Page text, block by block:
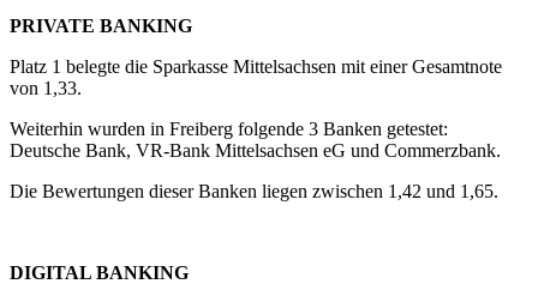
PRIVATE BANKING
Platz 1 belegte die Sparkasse Mittelsachsen mit einer Gesamtnote
von 1,33.
Weiterhin wurden in Freiberg folgende 3 Banken getestet:
Deutsche Bank, VR-Bank Mittelsachsen eG und Commerzbank.
Die Bewertungen dieser Banken liegen zwischen 1,42 und 1,65.
DIGITAL BANKING